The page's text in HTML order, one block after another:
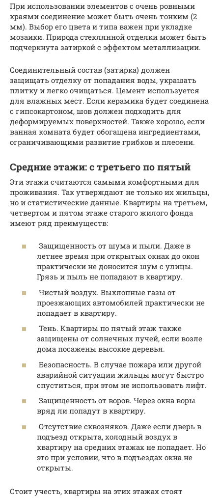
При использовании элементов с очень ровными
краями соединение может быть очень тонким (2
мм). Выбор его цвета и типа важен при укладке
мозаики. Природа стеклянной отделки может быть
подчеркнута затиркой с эффектом металлизации.
Соединительный состав (затирка) должен
защищать отделку от попадания воды, украшать
плитку и легко очищаться. Цемент используется
для влажных мест. Если керамика будет соединена
с гипсокартоном, шов должен подходить для
деформируемых поверхностей. Также хорошо, если
ванная комната будет обогащена ингредиентами,
ограничивающими развитие грибков и плесени.
Средние этажи: с третьего по пятый
Эти этажи считаются самыми комфортными для
проживания. Так утверждают не только их жильцы,
но и статистические данные. Квартиры на третьем,
четвертом и пятом этаже старого жилого фонда
имеют ряд преимуществ:
Защищенность от шума и пыли. Даже в
летнее время при открытых окнах до окон
практически не доносится шум с улицы.
Грязь и пыль не попадают в квартиру.
Чистый воздух. Выхлопные газы от
проезжающих автомобилей практически не
попадает в квартиру.
Тень. Квартиры по пятый этаж также
защищены от солнечных лучей, если возле
дома посажены высокие деревья.
Безопасность. В случае пожара или другой
аварийной ситуации жильцы могут быстро
спуститься, при этом не использовать лифт.
Защищенность от воров. Через окна воры
вряд ли попадут в квартиру.
Отсутствие сквозняков. Даже если дверь в
подъезд открыта, холодный воздух в
квартиру на средних этажах не попадает. Но
это при условии, что в подъездах окна не
открыты.
Стоит учесть, квартиры на этих этажах стоят